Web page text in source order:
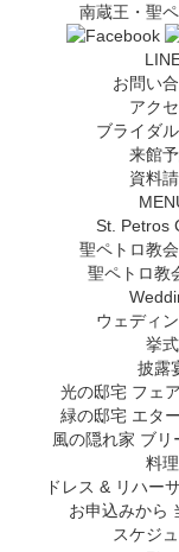
南蔵王・聖
お問い
アク
ブライダ
来館
資料
St. Petros
聖ペトロ教
聖ペトロ教
ウェディ
挙式
披露
光の邸宅 フェ
緑の邸宅 エタ
風の隠れ家 ブ
料理
ドレス & リハー
お申込みから
スケジ